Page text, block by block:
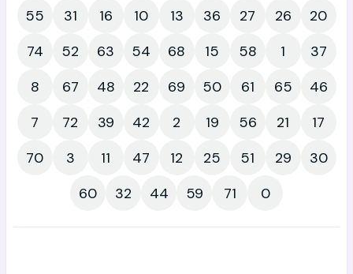
55 31 16 10 13 36 27 26
20
74
52 63 54 68 15 58 1
37
8
67 48 22 69 50 61 65
46
7
72 39 42 2 19 56 21
17
70
3 11 47 12 25 51 29
30
60
32 44 59 71 0